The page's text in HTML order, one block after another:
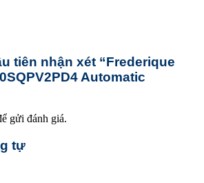
tiên nhận xét “Frederique
Automatic
gửi đánh giá.
tự